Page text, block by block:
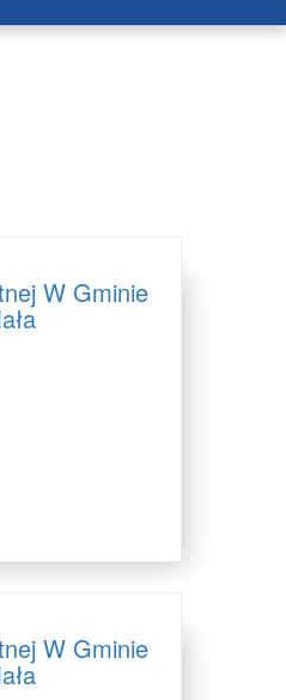
W Gminie
W Gminie